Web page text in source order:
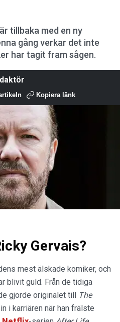
tillbaka med en ny
gång verkar det inte
har tagit fram sågen.
Kopiera länk
Gervais?
mest älskade komiker, och
blivit guld. Från de tidiga
gjorde originalet till The
i karriären när han frälste